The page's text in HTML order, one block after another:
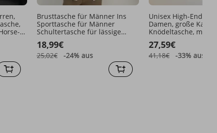
Brusttasche für Männer Ins
Sporttasche für Männer
Schultertasche für lässige
modische Männer
Umhängetasche für Männer
18,99€
25,02€ -24% aus
Unisex High-End-
Damen, große
Knödeltasche,
für Herren
27,59€
41,18€ -33%aus